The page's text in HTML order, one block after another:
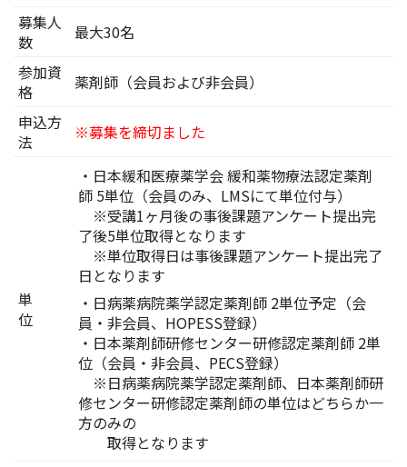
募集人
数
最大30名
参加資
格
薬剤師（会員および非会員）
申込方
法
※募集を締切ました
単
位
・日本緩和医療薬学会 緩和薬物療法認定薬剤
師 5単位（会員のみ、LMSにて単位付与）
※受講1ヶ月後の事後課題アンケート提出完
了後5単位取得となります
※単位取得日は事後課題アンケート提出完了
日となります
・日病薬病院薬学認定薬剤師 2単位予定（会
員・非会員、HOPESS登録）
・日本薬剤師研修センター研修認定薬剤師 2単
位（会員・非会員、PECS登録）
※日病薬病院薬学認定薬剤師、日本薬剤師研
修センター研修認定薬剤師の単位はどちらか一
方のみの
取得となります